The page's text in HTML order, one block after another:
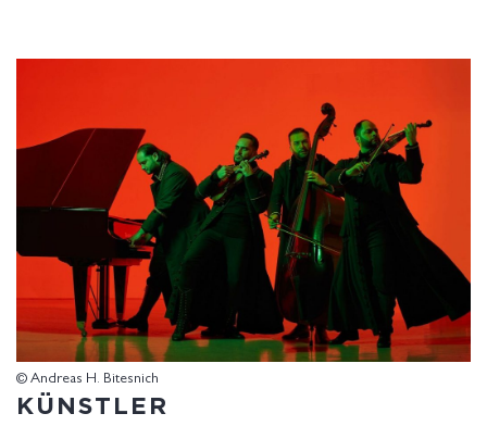
© Andreas H. Bitesnich
KÜNSTLER